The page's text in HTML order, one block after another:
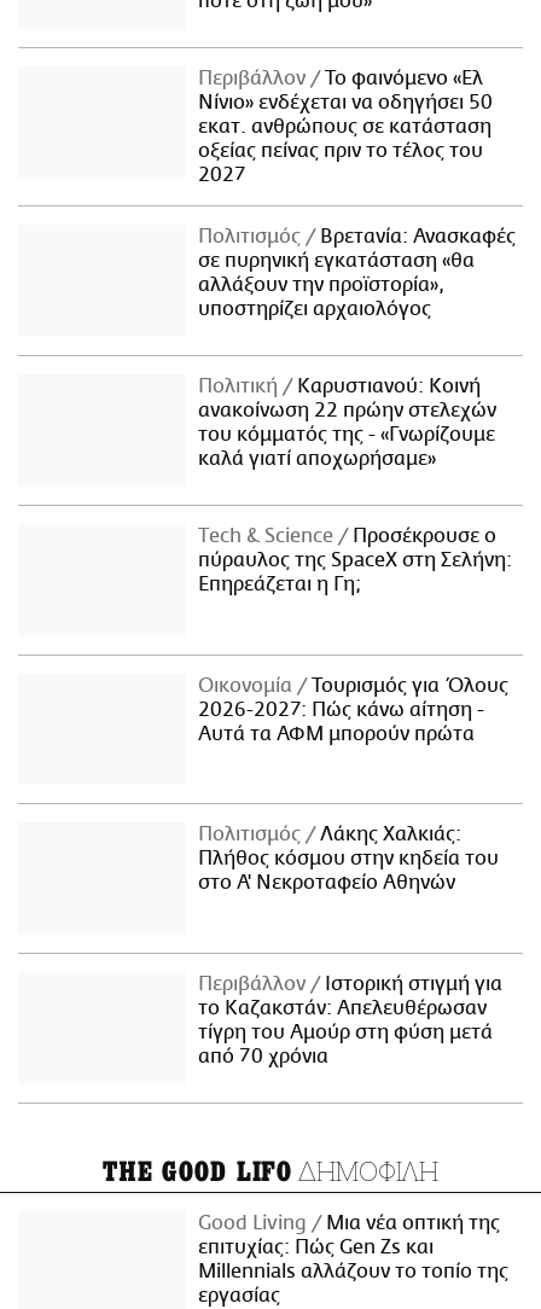
Περιβάλλον
Το φαινόμενο «Ελ
Νίνιο» ενδέχεται να οδηγήσει 50
εκατ. ανθρώπους σε κατάσταση
οξείας πείνας πριν το τέλος του
2027
Πολιτισμός
Βρετανία: Ανασκαφές
σε πυρηνική εγκατάσταση «θα
αλλάξουν την προϊστορία»,
υποστηρίζει αρχαιολόγος
Πολιτική
Καρυστιανού: Κοινή
ανακοίνωση 22 πρώην στελεχών
του κόμματός της - «Γνωρίζουμε
καλά γιατί αποχωρήσαμε»
Τech & Science
Προσέκρουσε ο
πύραυλος της SpaceX στη Σελήνη:
Επηρεάζεται η Γη;
Οικονομία
Τουρισμός για Όλους
2026-2027: Πώς κάνω αίτηση -
Αυτά τα ΑΦΜ μπορούν πρώτα
Πολιτισμός
Λάκης Χαλκιάς:
Πλήθος κόσμου στην κηδεία του
στο Α' Νεκροταφείο Αθηνών
Περιβάλλον
Ιστορική στιγμή για
το Καζακστάν: Απελευθέρωσαν
τίγρη του Αμούρ στη φύση μετά
από 70 χρόνια
THE GOOD LIFO ΔΗΜΟΦΙΛΗ
Good Living
Μια νέα οπτική της
επιτυχίας: Πώς Gen Zs και
Millennials αλλάζουν το τοπίο της
εργασίας